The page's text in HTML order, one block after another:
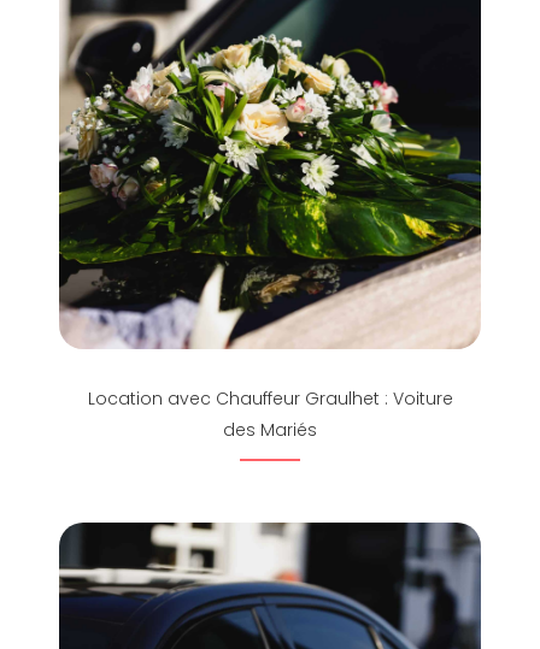
Location avec Chauffeur Graulhet : Voiture
des Mariés